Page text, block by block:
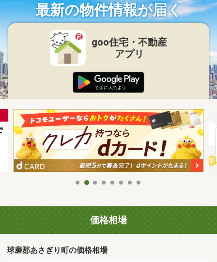
最新の物件情報が届く
goo住宅・不動産
アプリ
価格相場
球磨郡あさぎり町の価格相場